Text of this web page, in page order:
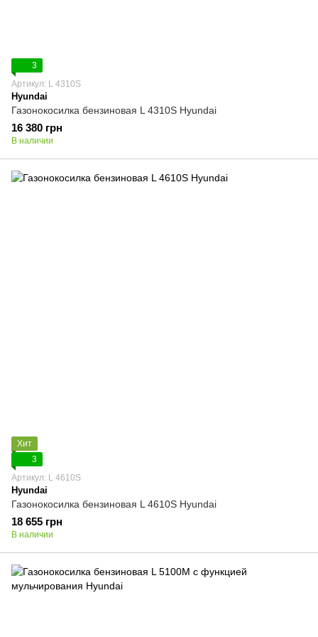
3
Артикул: L 4310S
Hyundai
Газонокосилка бензиновая L 4310S Hyundai
16 380 грн
В наличии
Хит
3
Артикул: L 4610S
Hyundai
Газонокосилка бензиновая L 4610S Hyundai
18 655 грн
В наличии